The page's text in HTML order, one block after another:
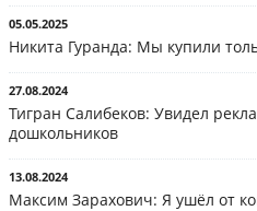
05.05.2025
Никита Гуранда: Мы купили
27.08.2024
Тигран Салибеков: Увидел
дошкольников
13.08.2024
Максим Зарахович: Я ушёл от